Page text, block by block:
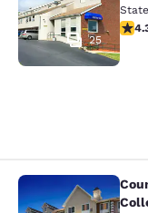
25
Country Inn